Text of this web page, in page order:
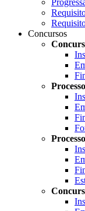
Concursos